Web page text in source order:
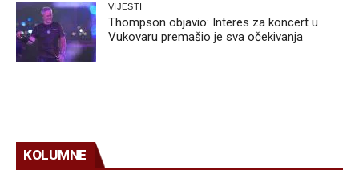
VIJESTI
Thompson objavio: Interes za koncert u
Vukovaru premašio je sva očekivanja
KOLUMNE